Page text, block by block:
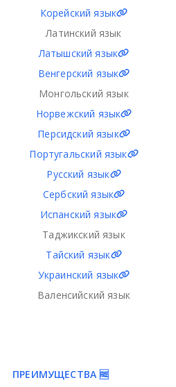
Корейский язык
Латинский язык
Латышский язык
Венгерский язык
Монгольский язык
Норвежский язык
Персидский язык
Португальский язык
Русский язык
Сербский язык
Испанский язык
Таджикский язык
Тайский язык
Украинский язык
Валенсийский язык
ПРЕИМУЩЕСТВА 🆓